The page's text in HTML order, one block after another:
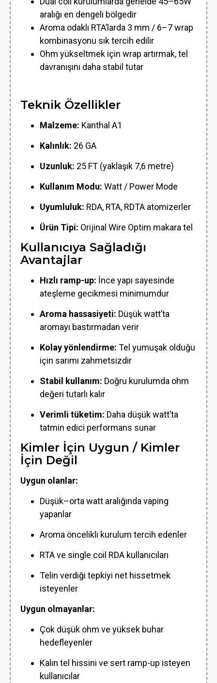
aralığı en dengeli bölgedir
Aroma odaklı RTA’larda 3 mm / 6–7 wrap
kombinasyonu sık tercih edilir
Ohm yükseltmek için wrap artırmak, tel
davranışını daha stabil tutar
Teknik Özellikler
Malzeme: Kanthal A1
Kalınlık: 26 GA
Uzunluk: 25 FT (yaklaşık 7,6 metre)
Kullanım Modu: Watt / Power Mode
Uyumluluk: RDA, RTA, RDTA atomizerler
Ürün Tipi: Orijinal Wire Optim makara tel
Kullanıcıya Sağladığı
Avantajlar
Hızlı ramp-up: İnce yapı sayesinde
ateşleme gecikmesi minimumdur
Aroma hassasiyeti: Düşük watt’ta
aromayı bastırmadan verir
Kolay yönlendirme: Tel yumuşak olduğu
için sarımı zahmetsizdir
Stabil kullanım: Doğru kurulumda ohm
değeri tutarlı kalır
Verimli tüketim: Daha düşük watt’ta
tatmin edici performans sunar
Kimler İçin Uygun / Kimler
İçin Değil
Uygun olanlar:
Düşük–orta watt aralığında vaping
yapanlar
Aroma öncelikli kurulum tercih edenler
RTA ve single coil RDA kullanıcıları
Telin verdiği tepkiyi net hissetmek
isteyenler
Uygun olmayanlar:
Çok düşük ohm ve yüksek buhar
hedefleyenler
Kalın tel hissini ve sert ramp-up isteyen
kullanıcılar